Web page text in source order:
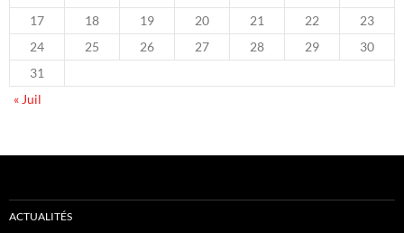
17
18 19 20 21 22
23
24
25 26 27 28 29
30
31
« Juil
ACTUALITÉS